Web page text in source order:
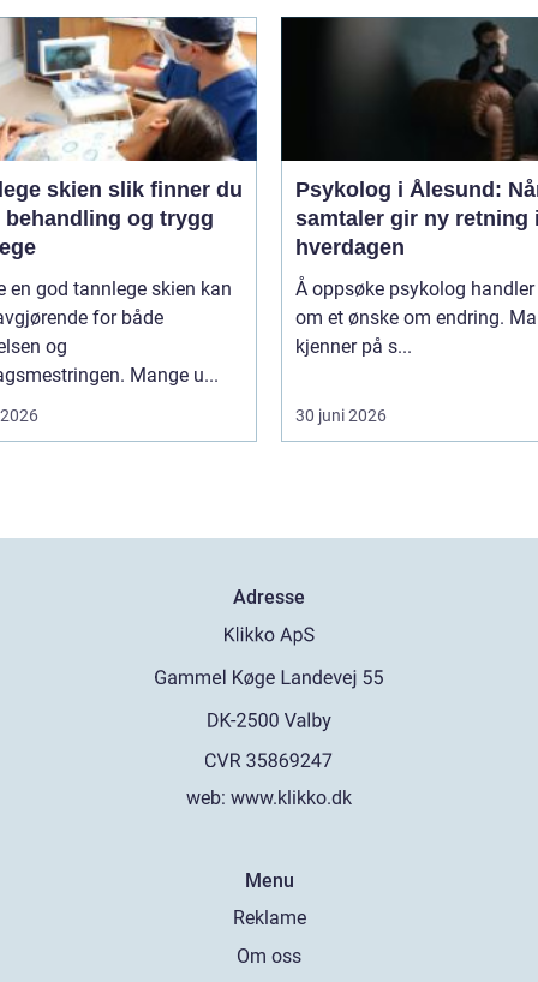
slik finner du
og trygg
en god tannlege skien kan
for både
og
Mange u...
Psykolog i Ålesund:
samtaler gir ny retning
hverdagen
Å oppsøke psykolog
om et ønske om endring.
kjenner på s...
30 juni 2026
Adresse
web: www.klikko.dk
Menu
Reklame
Om oss